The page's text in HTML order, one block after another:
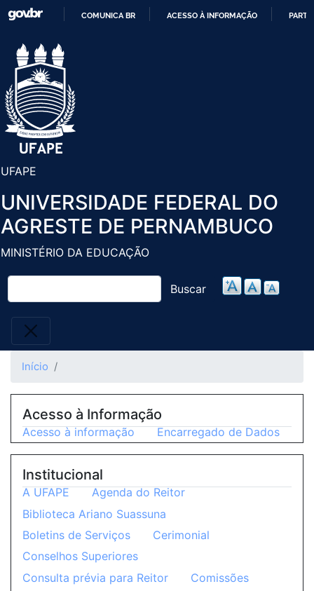
Pular
COMUNICA BR ACESSO À INFORMAÇÃO
UFAPE
UNIVERSIDADE FEDERAL DO
AGRESTE DE PERNAMBUCO
MINISTÉRIO DA EDUCAÇÃO
Buscar
Início
Acesso à Informação
Acesso à informação Encarregado de Dados
Institucional
A UFAPE
Agenda do Reitor
Biblioteca Ariano Suassuna
Boletins de Serviços
Cerimonial
Conselhos Superiores
Consulta prévia para Reitor
Comissões